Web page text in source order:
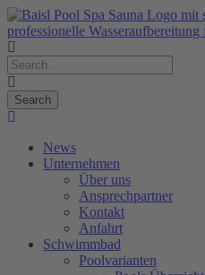
News
Unternehmen
Über uns
Ansprechpartner
Kontakt
Anfahrt
Schwimmbad
Poolvarianten